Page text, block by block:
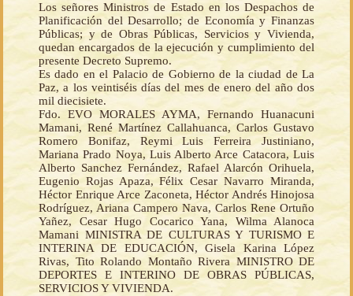
Los señores Ministros de Estado en los Despachos de
Planificación del Desarrollo; de Economía y Finanzas
Públicas; y de Obras Públicas, Servicios y Vivienda,
quedan encargados de la ejecución y cumplimiento del
presente Decreto Supremo.
Es dado en el Palacio de Gobierno de la ciudad de La
Paz, a los veintiséis días del mes de enero del año dos
mil diecisiete.
Fdo. EVO MORALES AYMA, Fernando Huanacuni
Mamani, René Martínez Callahuanca, Carlos Gustavo
Romero Bonifaz, Reymi Luis Ferreira Justiniano,
Mariana Prado Noya, Luis Alberto Arce Catacora, Luis
Alberto Sanchez Fernández, Rafael Alarcón Orihuela,
Eugenio Rojas Apaza, Félix Cesar Navarro Miranda,
Héctor Enrique Arce Zaconeta, Héctor Andrés Hinojosa
Rodríguez, Ariana Campero Nava, Carlos Rene Ortuño
Yañez, Cesar Hugo Cocarico Yana, Wilma Alanoca
Mamani MINISTRA DE CULTURAS Y TURISMO E
INTERINA DE EDUCACIÓN, Gisela Karina López
Rivas, Tito Rolando Montaño Rivera MINISTRO DE
DEPORTES E INTERINO DE OBRAS PÚBLICAS,
SERVICIOS Y VIVIENDA.